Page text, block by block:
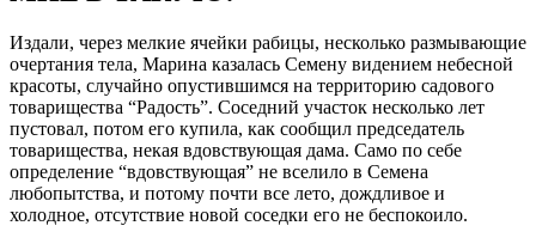
Издали, через мелкие ячейки рабицы, несколько размывающие
очертания тела, Марина казалась Семену видением небесной
красоты, случайно опустившимся на территорию садового
товарищества “Радость”. Соседний участок несколько лет
пустовал, потом его купила, как сообщил председатель
товарищества, некая вдовствующая дама. Само по себе
определение “вдовствующая” не вселило в Семена
любопытства, и потому почти все лето, дождливое и
холодное, отсутствие новой соседки его не беспокоило.